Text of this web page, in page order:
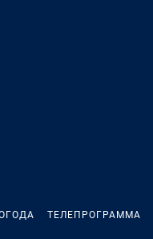
ТЕЛЕПРОГРАММА